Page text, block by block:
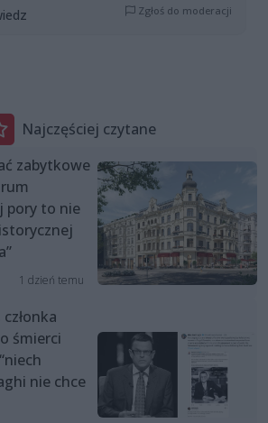
Zgłoś do moderacji
Najczęściej czytane
zabytkowe
pory to nie
1 dzień temu
śmierci
nie chce